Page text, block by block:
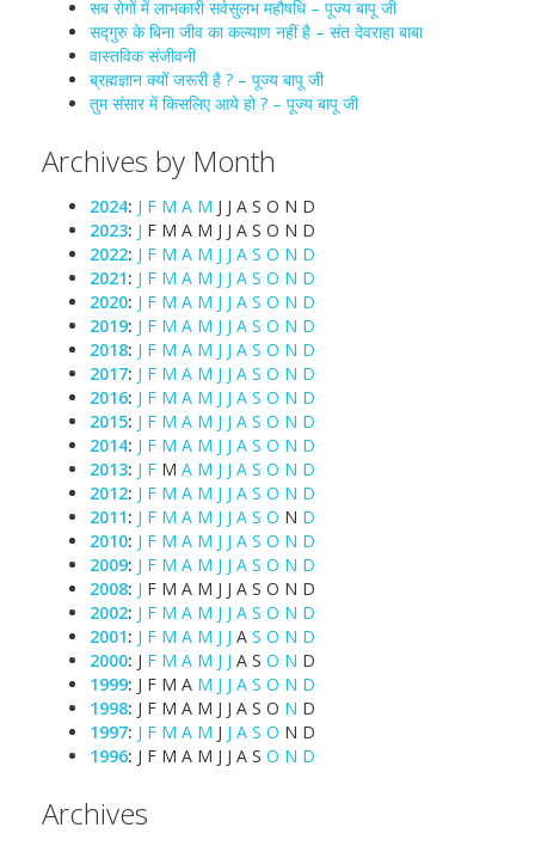
सब रोगों में लाभकारी सर्वसुलभ महौषधि – पूज्य बापू जी
सद्गुरु के बिना जीव का कल्याण नहीं है – संत देवराहा बाबा
वास्तविक संजीवनी
ब्रह्मज्ञान क्यों जरूरी है ? – पूज्य बापू जी
तुम संसार में किसलिए आये हो ? – पूज्य बापू जी
Archives by Month
2024: J F M A M J J A S O N D
2023: J F M A M J J A S O N D
2022: J F M A M J J A S O N D
2021: J F M A M J J A S O N D
2020: J F M A M J J A S O N D
2019: J F M A M J J A S O N D
2018: J F M A M J J A S O N D
2017: J F M A M J J A S O N D
2016: J F M A M J J A S O N D
2015: J F M A M J J A S O N D
2014: J F M A M J J A S O N D
2013: J F M A M J J A S O N D
2012: J F M A M J J A S O N D
2011: J F M A M J J A S O N D
2010: J F M A M J J A S O N D
2009: J F M A M J J A S O N D
2008: J F M A M J J A S O N D
2002: J F M A M J J A S O N D
2001: J F M A M J J A S O N D
2000: J F M A M J J A S O N D
1999: J F M A M J J A S O N D
1998: J F M A M J J A S O N D
1997: J F M A M J J A S O N D
1996: J F M A M J J A S O N D
Archives